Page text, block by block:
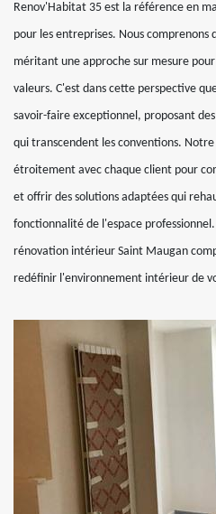
Renov'Habitat 35 est la référence en
pour les entreprises. Nous
méritant une approche sur mesure
valeurs. C'est dans cette perspective
savoir-faire exceptionnel, proposant
qui transcendent les conventions.
étroitement avec chaque client pour
et offrir des solutions adaptées qui
fonctionnalité de l'espace
rénovation intérieur Saint Maugan
redéfinir l'environnement intérieur de